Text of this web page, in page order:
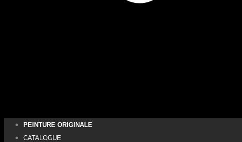
PEINTURE ORIGINALE
CATALOGUE